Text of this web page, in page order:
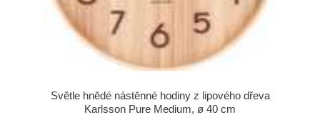
Světle hnědé nástěnné hodiny z lipového dřeva
Karlsson Pure Medium, ø 40 cm